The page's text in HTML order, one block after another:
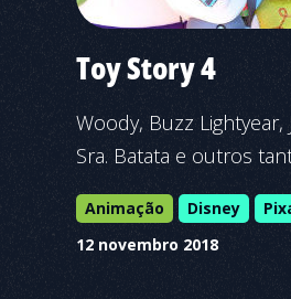
Toy Story 4
Woody, Buzz Lightyear,
Sra. Batata e outros
Animação Disney
12 novembro 2018